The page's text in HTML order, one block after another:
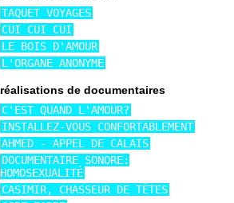
TAQUET VOYAGES
CUI CUI CUI
LE BOIS D'AMOUR
L'ORGANE ANONYME
réalisations de documentaires
C'EST QUAND L'AMOUR?
INSTALLEZ-VOUS CONFORTABLEMENT
AHMED - APPEL DE CALAIS
DOCUMENTAIRE SONORE:
HOMOSEXUALITÉ
CASIMIR, CHASSEUR DE TÊTES